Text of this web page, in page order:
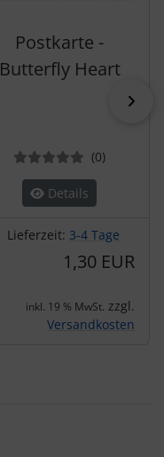
Postkarte -
Butterfly Heart
(0)
Details
Lieferzeit: 3-4 Tage
1,30 EUR
inkl. 19 % MwSt. zzgl.
Versandkosten